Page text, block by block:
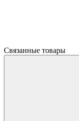
Связанные товары